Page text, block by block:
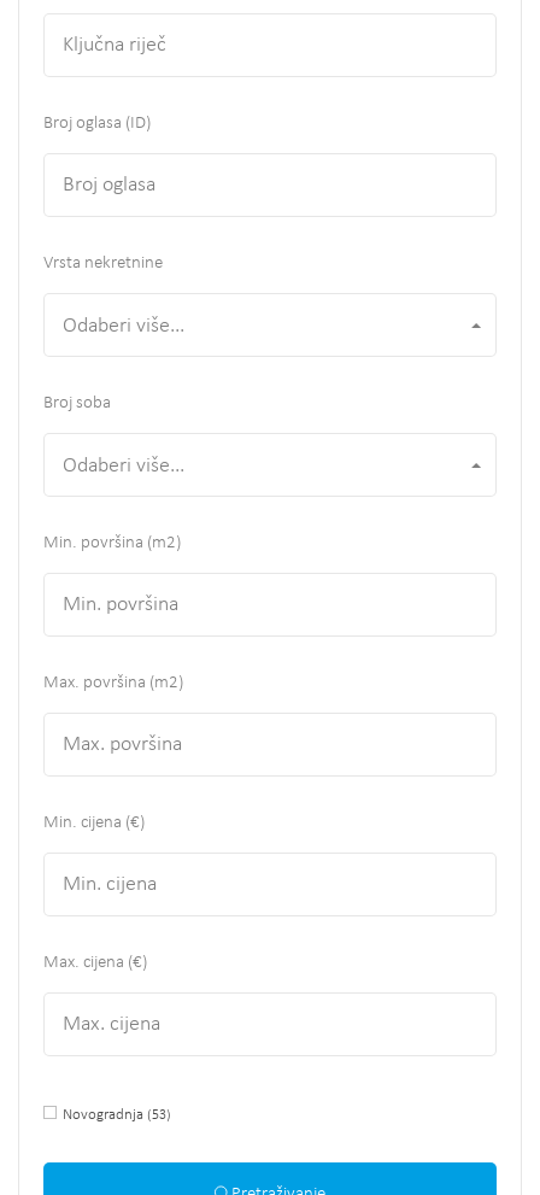
Broj oglasa (ID)
Vrsta nekretnine
Odaberi više...
Broj soba
Odaberi više...
Min. površina (m2)
Max. površina (m2)
Min. cijena (€)
Max. cijena (€)
Novogradnja (53)